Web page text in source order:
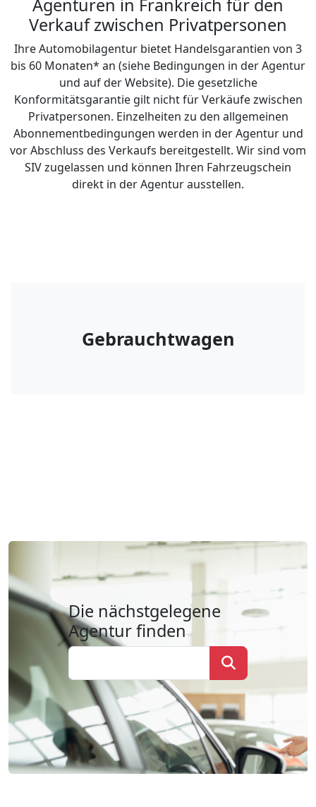
Agenturen in Frankreich für den
Verkauf zwischen Privatpersonen
Ihre Automobilagentur bietet Handelsgarantien von 3
bis 60 Monaten* an (siehe Bedingungen in der Agentur
und auf der Website). Die gesetzliche
Konformitätsgarantie gilt nicht für Verkäufe zwischen
Privatpersonen. Einzelheiten zu den allgemeinen
Abonnementbedingungen werden in der Agentur und
vor Abschluss des Verkaufs bereitgestellt. Wir sind vom
SIV zugelassen und können Ihren Fahrzeugschein
direkt in der Agentur ausstellen.
Gebrauchtwagen
Die nächstgelegene
Agentur finden